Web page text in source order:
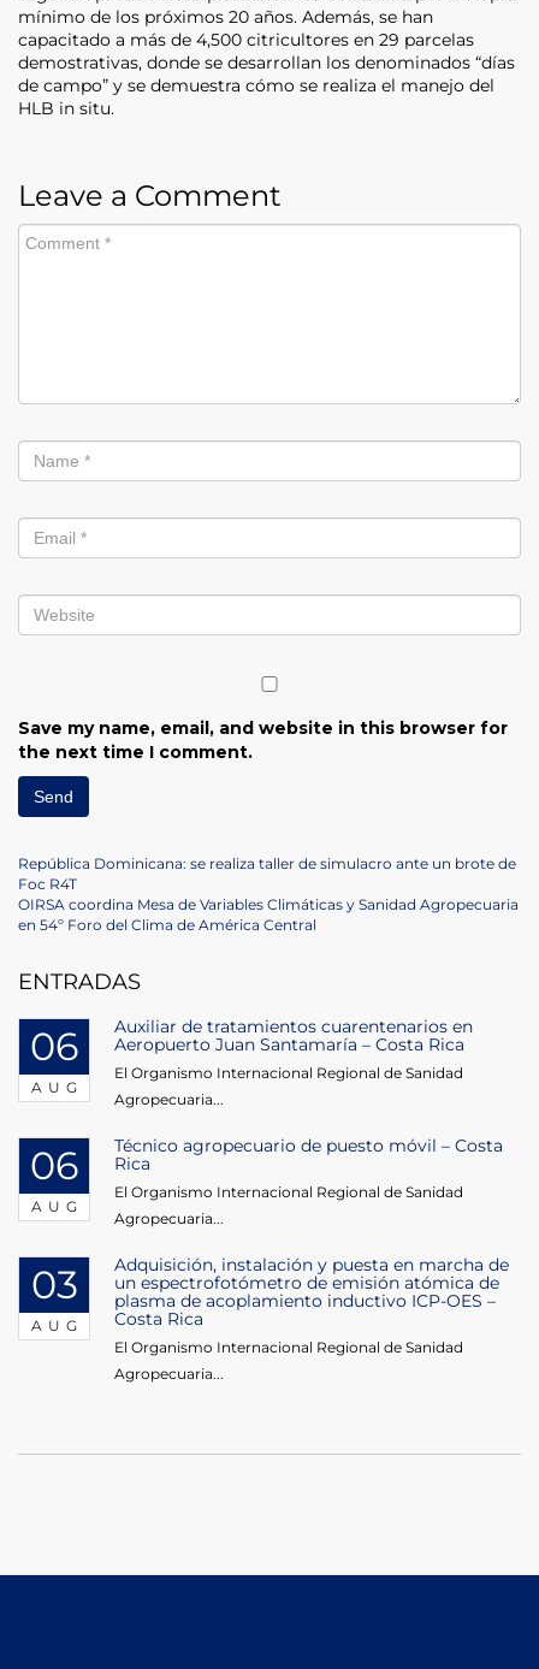
mínimo de los próximos 20 años. Además, se han
capacitado a más de 4,500 citricultores en 29 parcelas
demostrativas, donde se desarrollan los denominados “días
de campo” y se demuestra cómo se realiza el manejo del
HLB in situ.
Leave a Comment
Save my name, email, and website in this browser for
the next time I comment.
Post
navigation
Previous
Post
República Dominicana: se realiza taller de simulacro ante un brote de
Foc R4T
Next
Post
OIRSA coordina Mesa de Variables Climáticas y Sanidad Agropecuaria
en 54º Foro del Clima de América Central
ENTRADAS
06
AUG
Auxiliar de tratamientos cuarentenarios en
Aeropuerto Juan Santamaría – Costa Rica
El Organismo Internacional Regional de Sanidad
Agropecuaria...
06
AUG
Técnico agropecuario de puesto móvil – Costa
Rica
El Organismo Internacional Regional de Sanidad
Agropecuaria...
03
AUG
Adquisición, instalación y puesta en marcha de
un espectrofotómetro de emisión atómica de
plasma de acoplamiento inductivo ICP-OES –
Costa Rica
El Organismo Internacional Regional de Sanidad
Agropecuaria...